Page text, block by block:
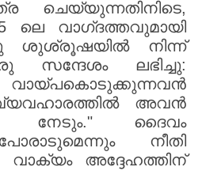
ചെയ്യുന്നതിനിടെ,
ലെ വാഗ്‌ദത്തവുമായി
ശുശ്രൂഷയിൽ നിന്ന്
സന്ദേശം ലഭിച്ചു:
വ്യവഹാരത്തിൽ അവൻ
നേടും." ദൈവം
നീതി
അദ്ദേഹത്തിന്